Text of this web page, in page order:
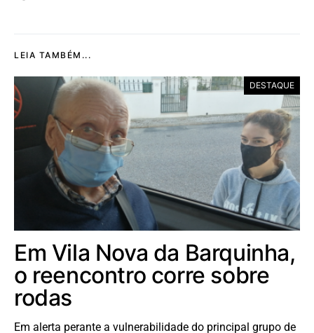
LEIA TAMBÉM...
DESTAQUE
Em Vila Nova da Barquinha,
o reencontro corre sobre
rodas
Em alerta perante a vulnerabilidade do principal grupo de